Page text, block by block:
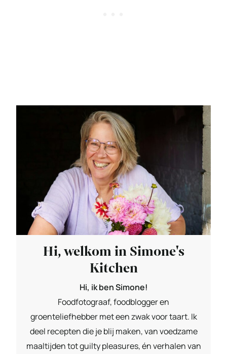
Hi, welkom in Simone's
Kitchen
Hi, ik ben Simone!
Foodfotograaf, foodblogger en
groenteliefhebber met een zwak voor taart. Ik
deel recepten die je blij maken, van voedzame
maaltijden tot guilty pleasures, én verhalen van